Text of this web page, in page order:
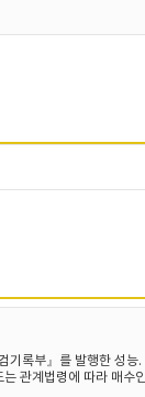
록부』를 발행한 성
관계법령에 따라 매수